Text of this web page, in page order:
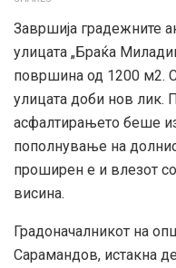
Завршија градежните
улицата „Браќа
површина од 1200 м2.
улицата доби нов лик.
асфалтирањето беше
пополнување на
проширен е и влезот
висина.
Градоначалникот на
Сарамандов, истакна